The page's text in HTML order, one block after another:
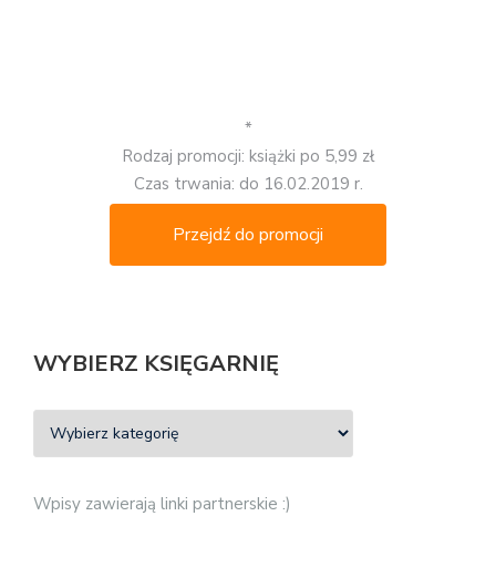
*
Rodzaj promocji: książki po 5,99 zł
Czas trwania: do 16.02.2019 r.
Przejdź do promocji
WYBIERZ KSIĘGARNIĘ
Wpisy zawierają linki partnerskie :)